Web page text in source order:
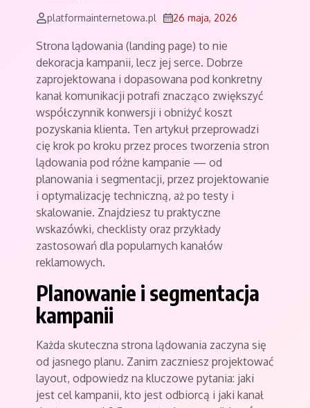
platformainternetowa.pl 26 maja, 2026
Strona lądowania (landing page) to nie
dekoracja kampanii, lecz jej serce. Dobrze
zaprojektowana i dopasowana pod konkretny
kanał komunikacji potrafi znacząco zwiększyć
współczynnik konwersji i obniżyć koszt
pozyskania klienta. Ten artykuł przeprowadzi
cię krok po kroku przez proces tworzenia stron
lądowania pod różne kampanie — od
planowania i segmentacji, przez projektowanie
i optymalizację techniczną, aż po testy i
skalowanie. Znajdziesz tu praktyczne
wskazówki, checklisty oraz przykłady
zastosowań dla popularnych kanałów
reklamowych.
Planowanie i segmentacja
kampanii
Każda skuteczna strona lądowania zaczyna się
od jasnego planu. Zanim zaczniesz projektować
layout, odpowiedz na kluczowe pytania: jaki
jest cel kampanii, kto jest odbiorcą i jaki kanał